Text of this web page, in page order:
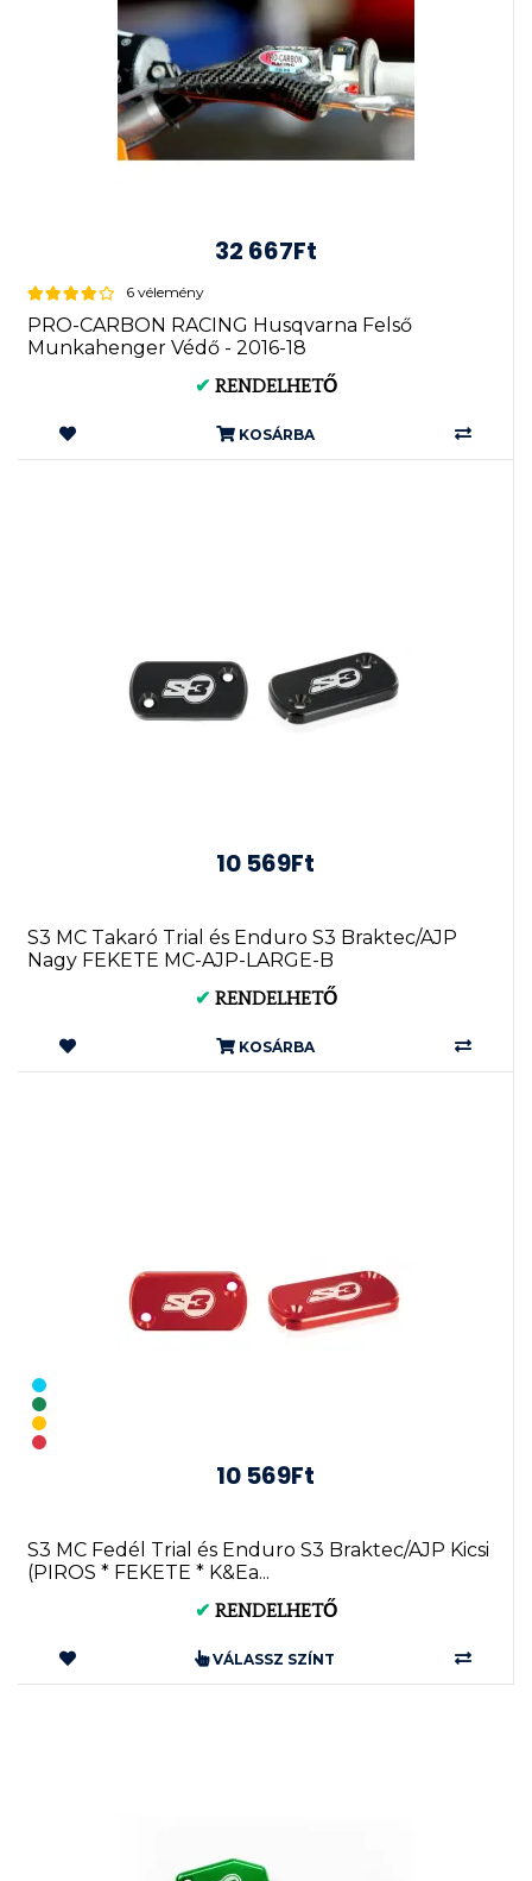
32 667Ft
6 vélemény
PRO-CARBON RACING Husqvarna Felső
Munkahenger Védő - 2016-18
✔ RENDELHETŐ
KOSÁRBA
10 569Ft
S3 MC Takaró Trial és Enduro S3 Braktec/AJP
Nagy FEKETE MC-AJP-LARGE-B
✔ RENDELHETŐ
KOSÁRBA
10 569Ft
S3 MC Fedél Trial és Enduro S3 Braktec/AJP Kicsi
(PIROS * FEKETE * K&Ea...
✔ RENDELHETŐ
VÁLASSZ SZÍNT